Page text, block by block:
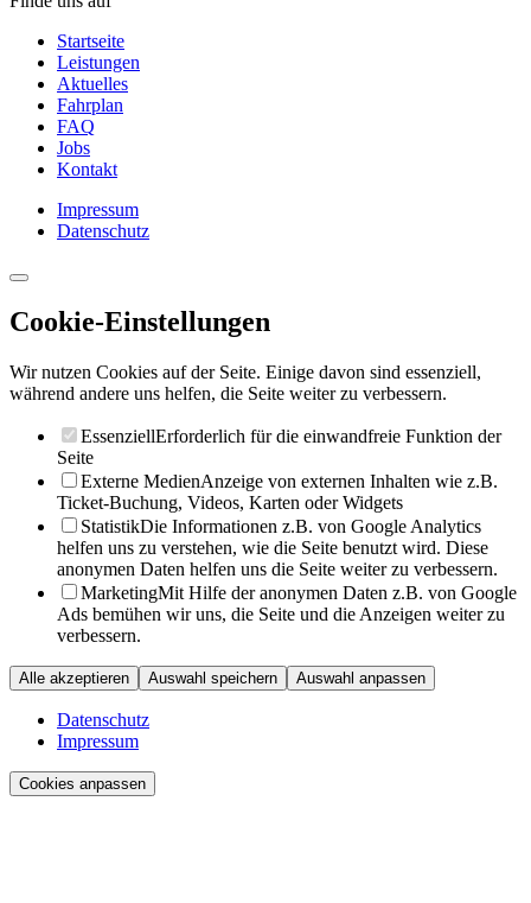
Startseite
Leistungen
Aktuelles
Fahrplan
FAQ
Jobs
Kontakt
Impressum
Datenschutz
Cookie-Einstellungen
Wir nutzen Cookies auf der Seite. Einige davon sind essenziell,
während andere uns helfen, die Seite weiter zu verbessern.
EssenziellErforderlich für die einwandfreie Funktion der
Seite
Externe MedienAnzeige von externen Inhalten wie z.B.
Ticket-Buchung, Videos, Karten oder Widgets
StatistikDie Informationen z.B. von Google Analytics
helfen uns zu verstehen, wie die Seite benutzt wird. Diese
anonymen Daten helfen uns die Seite weiter zu verbessern.
MarketingMit Hilfe der anonymen Daten z.B. von Google
Ads bemühen wir uns, die Seite und die Anzeigen weiter zu
verbessern.
Alle akzeptieren Auswahl speichern Auswahl anpassen
Datenschutz
Impressum
Cookies anpassen